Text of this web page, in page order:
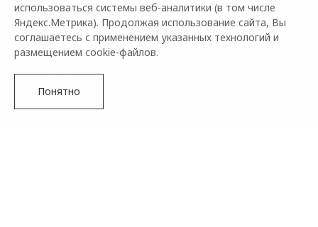
OMODA S5 GT
БУДУЩЕЕ УСТАНОВЛЕНО
использоваться системы веб-аналитики (в том числе
Яндекс.Метрика). Продолжая использование сайта, Вы
соглашаетесь с применением указанных технологий и
размещением cookie-файлов.
Понятно